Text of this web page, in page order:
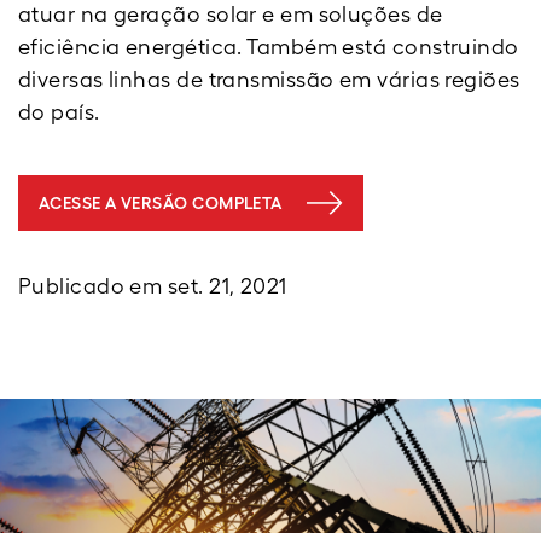
atuar na geração solar e em soluções de
eficiência energética. Também está construindo
diversas linhas de transmissão em várias regiões
do país.
ACESSE A VERSÃO COMPLETA
Publicado em set. 21, 2021